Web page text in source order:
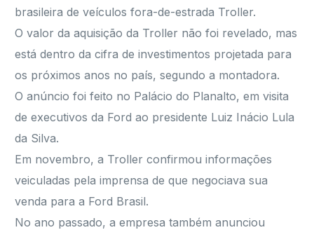
brasileira de veículos fora-de-estrada Troller.
O valor da aquisição da Troller não foi revelado, mas
está dentro da cifra de investimentos projetada para
os próximos anos no país, segundo a montadora.
O anúncio foi feito no Palácio do Planalto, em visita
de executivos da Ford ao presidente Luiz Inácio Lula
da Silva.
Em novembro, a Troller confirmou informações
veiculadas pela imprensa de que negociava sua
venda para a Ford Brasil.
No ano passado, a empresa também anunciou